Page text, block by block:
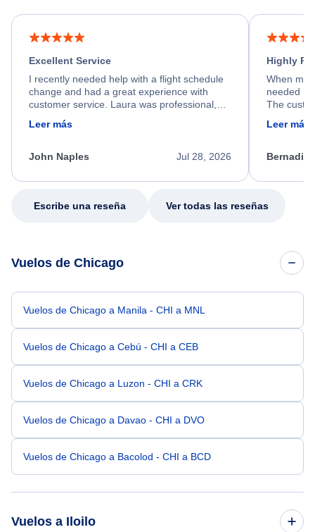
Excellent Service
I recently needed help with a flight schedule
change and had a great experience with
customer service. Laura was professional,
friendly, and very helpful throughout the
process. She quickly found a solution and
appreciate her excellent service.
Leer más
Jul 28, 2026
John Naples
Highly
When my
needed
The
calm,
my issue.
Leer más
Escribe una reseña Ver todas las reseñas
Vuelos de Chicago
Vuelos de Chicago a Manila - CHI a MNL
Vuelos de Chicago a Cebú - CHI a CEB
Vuelos de Chicago a Luzon - CHI a CRK
Vuelos de Chicago a Davao - CHI a DVO
Vuelos de Chicago a Bacolod - CHI a BCD
Vuelos a Iloilo